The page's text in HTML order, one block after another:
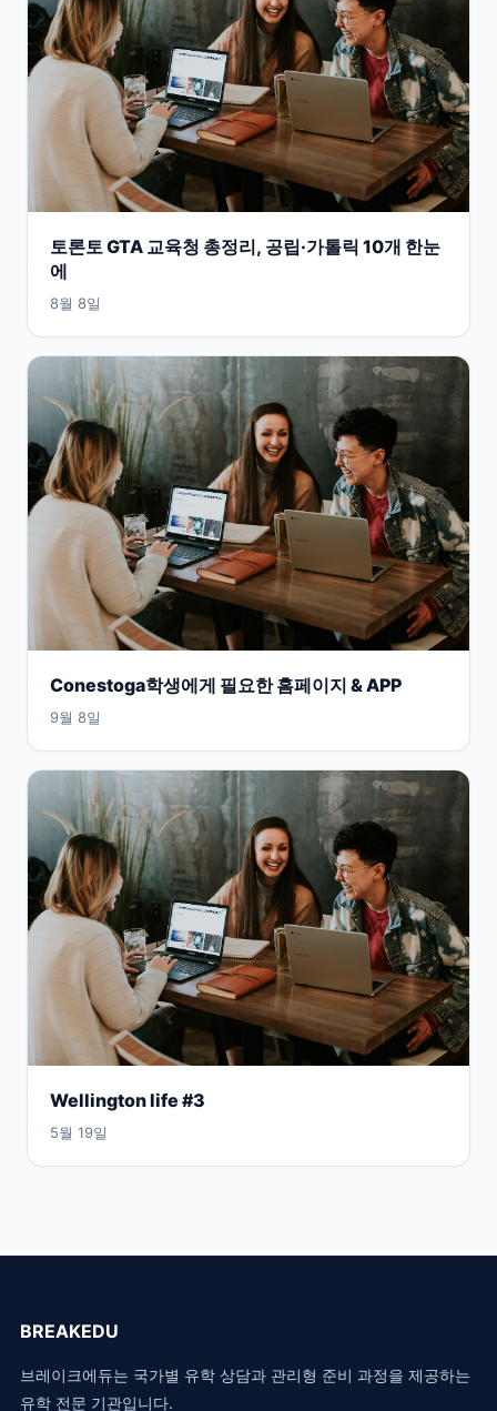
토론토 GTA 교육청 총정리, 공립·가톨릭 10개 한눈
에
8월 8일
Conestoga학생에게 필요한 홈페이지 & APP
9월 8일
Wellington life #3
5월 19일
BREAKEDU
브레이크에듀는 국가별 유학 상담과 관리형 준비 과정을 제공하는
유학 전문 기관입니다.